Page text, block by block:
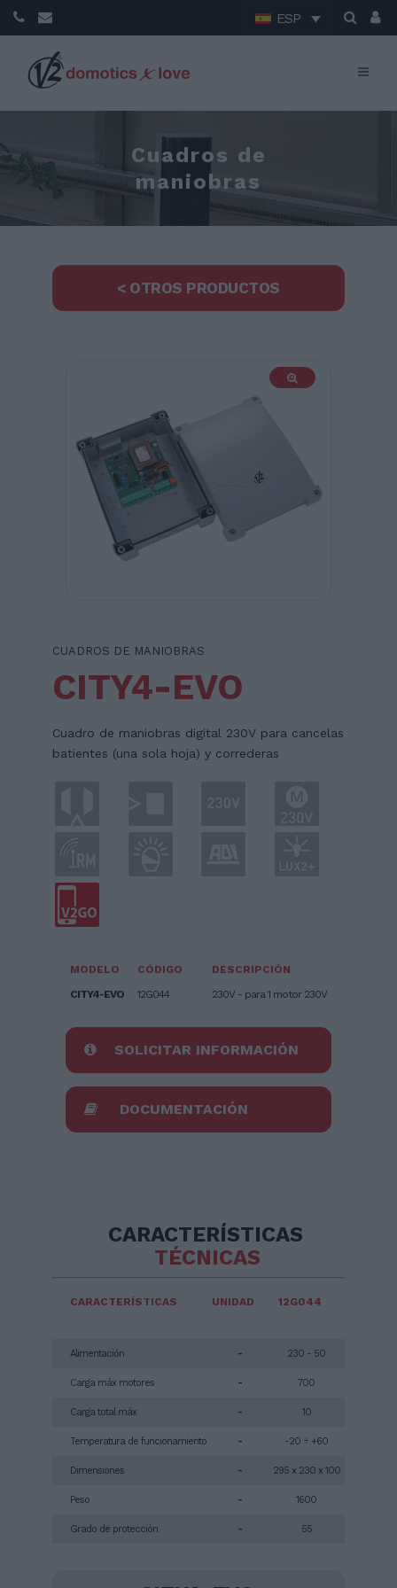
ESP
Cuadros de
maniobras
< OTROS PRODUCTOS
CUADROS DE MANIOBRAS
CITY4-EVO
Cuadro de maniobras digital 230V para cancelas
batientes (una sola hoja) y correderas
MODELO CÓDIGO
DESCRIPCIÓN
CITY4-EVO
12G044 230V - para 1 motor 230V
SOLICITAR INFORMACIÓN
DOCUMENTACIÓN
CARACTERÍSTICAS
TÉCNICAS
CARACTERÍSTICAS
Alimentación
Carga máx motores
Carga total máx
Temperatura de funcionamiento
Dimensiones
Peso
Grado de protección
UNIDAD
-
-
-
-
-
-
-
12G044
230 - 50
700
10
-20 ÷ +60
295 x 230 x 100
1600
55